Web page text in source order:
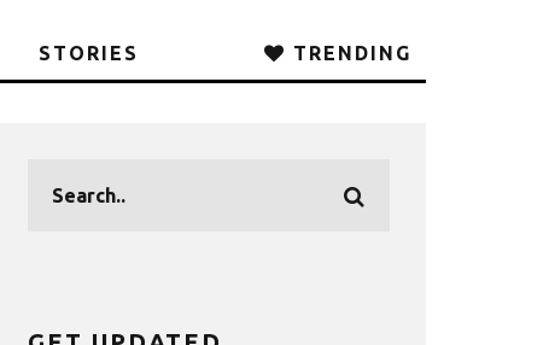
STORIES TRENDING